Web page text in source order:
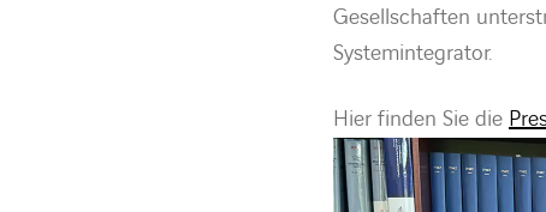
Gesellschaften
Systemintegrator.
Hier finden Sie die